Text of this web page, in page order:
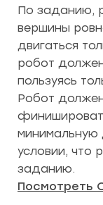
По заданию,
вершины
двигаться
робот
пользуясь
Робот
минимальную
условии, что
заданию.
Посмотреть